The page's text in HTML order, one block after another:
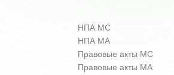
НПА МС
НПА МА
Правовые акты МС
Правовые акты МА